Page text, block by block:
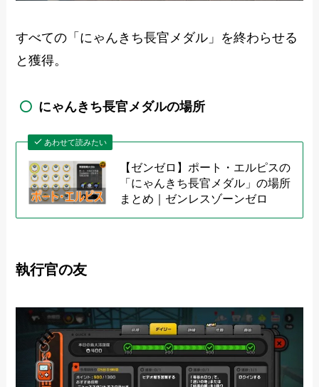
すべての「にゃんきち長官メダル」を終わらせる
と獲得。
にゃんきち長官メダルの場所
あわせて読みたい
【ゼンゼロ】ポート・エルピスの
「にゃんきち長官メダル」の場所
まとめ｜ゼンレスゾーンゼロ
執行官の友